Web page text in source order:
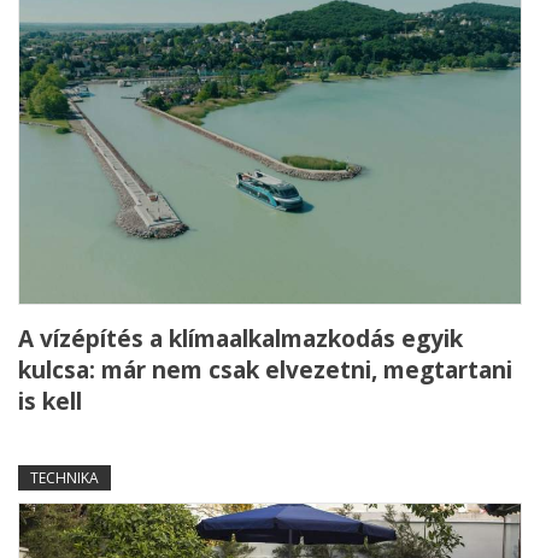
A vízépítés a klímaalkalmazkodás egyik
kulcsa: már nem csak elvezetni, megtartani
is kell
TECHNIKA